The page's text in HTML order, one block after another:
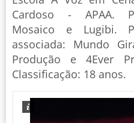
Cardoso - APAA.
Mosaico e Lugibi.
associada: Mundo
Produção e 4Ever
Classificação: 18 anos.